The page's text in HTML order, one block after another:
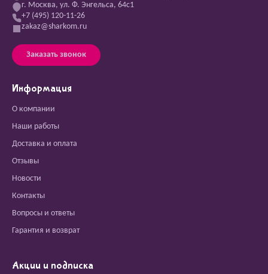
г. Москва, ул. Ф. Энгельса, 64с1
+7 (495) 120-11-26
zakaz@sharkom.ru
Заказать звонок
Информация
О компании
Наши работы
Доставка и оплата
Отзывы
Новости
Контакты
Вопросы и ответы
Гарантия и возврат
Акции и подписка